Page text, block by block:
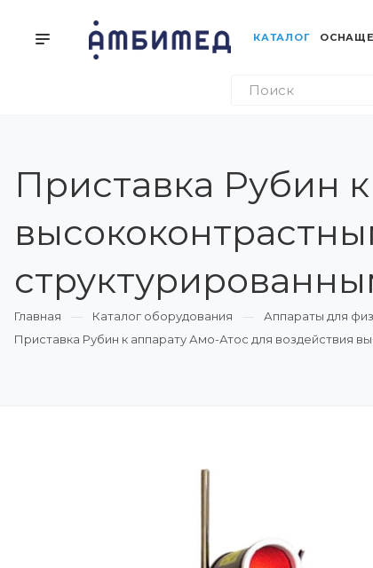
КАТАЛОГ
Приставка Рубин
Главная Каталог оборудования Аппараты для
Приставка Рубин к аппарату Амо-Атос для воздействия